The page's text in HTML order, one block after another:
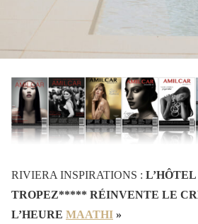
RIVIERA INSPIRATIONS :
TROPEZ***** RÉINVENTE LE
L’HEURE MAATHI »